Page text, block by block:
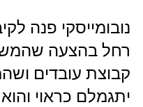
נובומייסקי פנה
רחל בהצעה
קבוצת עובדים
יתגמלם כראוי